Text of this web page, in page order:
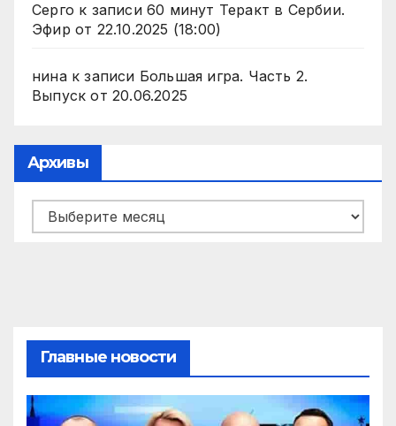
Серго к записи 60 минут Теракт в Сербии.
Эфир от 22.10.2025 (18:00)
нинак записи Большая игра. Часть 2.
Выпуск от 20.06.2025
Архивы
Архивы
Главные новости